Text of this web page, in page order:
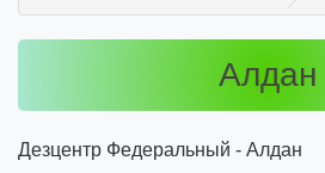
Алдан
Дезцентр Федеральный - Алдан